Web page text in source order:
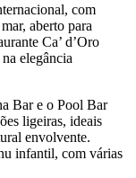
com
aberto para
Ca’ d’Oro
elegância
Bar e o Pool Bar
ligeiras, ideais
envolvente.
infantil, com várias